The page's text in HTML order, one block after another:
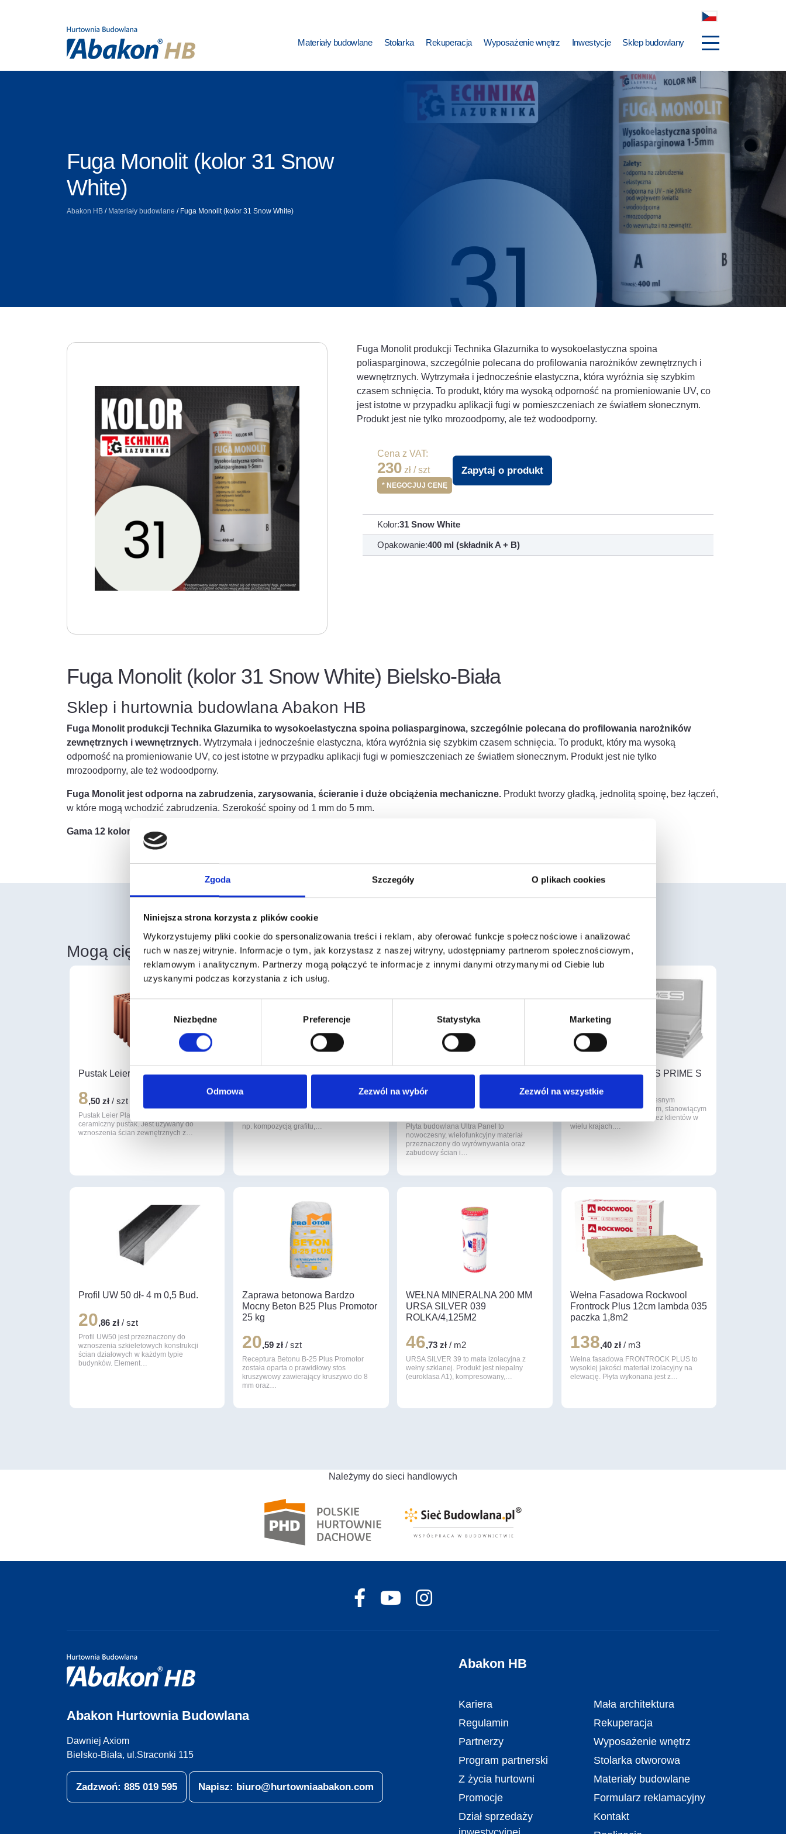
Zgoda Szczegóły O plikach cookies
Niniejsza strona korzysta z plików cookie
Wykorzystujemy pliki cookie do spersonalizowania treści i reklam, aby oferować funkcje społecznościowe i analizować
ruch w naszej witrynie. Informacje o tym, jak korzystasz z naszej witryny, udostępniamy partnerom społecznościowym,
reklamowym i analitycznym. Partnerzy mogą połączyć te informacje z innymi danymi otrzymanymi od Ciebie lub
uzyskanymi podczas korzystania z ich usług.
Wybór
Niezbędne Preferencje Statystyka Marketing
Odmowa Zezwól na wybór Zezwól na wszystkie
Materiały budowlane Stolarka Rekuperacja Wyposażenie wnętrz Inwestycje Sklep budowlany
Fuga Monolit (kolor 31 Snow
White)
Abakon HB / Materiały budowlane / Fuga Monolit (kolor 31 Snow White)
Fuga Monolit produkcji Technika Glazurnika to wysokoelastyczna spoina
poliasparginowa, szczególnie polecana do profilowania narożników zewnętrznych i
wewnętrznych. Wytrzymała i jednocześnie elastyczna, która wyróżnia się szybkim
czasem schnięcia. To produkt, który ma wysoką odporność na promieniowanie UV, co
jest istotne w przypadku aplikacji fugi w pomieszczeniach ze światłem słonecznym.
Produkt jest nie tylko mrozoodporny, ale też wodoodporny.
Cena z VAT:
230 zł / szt
* NEGOCJUJ CENĘ
Zapytaj o produkt
Kolor:31 Snow White
Opakowanie:400 ml (składnik A + B)
Fuga Monolit (kolor 31 Snow White) Bielsko-Biała
Sklep i hurtownia budowlana Abakon HB
Fuga Monolit produkcji Technika Glazurnika to wysokoelastyczna spoina poliasparginowa, szczególnie polecana do profilowania narożników
zewnętrznych i wewnętrznych. Wytrzymała i jednocześnie elastyczna, która wyróżnia się szybkim czasem schnięcia. To produkt, który ma wysoką
odporność na promieniowanie UV, co jest istotne w przypadku aplikacji fugi w pomieszczeniach ze światłem słonecznym. Produkt jest nie tylko
mrozoodporny, ale też wodoodporny.
Fuga Monolit jest odporna na zabrudzenia, zarysowania, ścieranie i duże obciążenia mechaniczne. Produkt tworzy gładką, jednolitą spoinę, bez łączeń,
w które mogą wchodzić zabrudzenia. Szerokość spoiny od 1 mm do 5 mm.
Gama 12 kolorów jest dostępna od ręki.
Mogą cię również zainteresować
Pustak Leier Plan 25 szlif.
8,50 zł / szt
Pustak Leier Plan 25 szlifowany to
ceramiczny pustak. Jest używany do
wznoszenia ścian zewnętrznych z…
Styropian Płyty GALAXY fasada
szare, produkowane na bazie
np. kompozycją grafitu,…
ULTRAPANEL TG
73,86 zł/ szt
Płyta budowlana Ultra Panel to
nowoczesny, wielofunkcyjny materiał
przeznaczony do wyrównywania oraz
zabudowy ścian i…
Płyty SYNTHOS XPS PRIME S
XPS PRIME S jest nowoczesnym
produktem termoizolacyjnym, stanowiącym
rozwinięcie docenianej przez klientów w
wielu krajach.…
Profil UW 50 dł- 4 m 0,5 Bud.
20,86 zł / szt
Profil UW50 jest przeznaczony do
wznoszenia szkieletowych konstrukcji
ścian działowych w każdym typie
budynków. Element…
Zaprawa betonowa Bardzo
Mocny Beton B25 Plus Promotor
25 kg
20,59 zł / szt
Receptura Betonu B-25 Plus Promotor
została oparta o prawidłowy stos
kruszywowy zawierający kruszywo do 8
mm oraz…
WEŁNA MINERALNA 200 MM
URSA SILVER 039
ROLKA/4,125M2
46,73 zł / m2
URSA SILVER 39 to mata izolacyjna z
wełny szklanej. Produkt jest niepalny
(euroklasa A1), kompresowany,…
Wełna Fasadowa Rockwool
Frontrock Plus 12cm lambda 035
paczka 1,8m2
138,40 zł/ m3
Wełna fasadowa FRONTROCK PLUS to
wysokiej jakości materiał izolacyjny na
elewację. Płyta wykonana jest z…
Należymy do sieci handlowych
Abakon Hurtownia Budowlana
Dawniej Axiom
Bielsko-Biała, ul.Straconki 115
Zadzwoń: 885 019 595 Napisz: biuro@hurtowniaabakon.com
Abakon HB
Kariera
Regulamin
Partnerzy
Program partnerski
Z życia hurtowni
Promocje
Dział sprzedaży
Mała architektura
Rekuperacja
Wyposażenie wnętrz
Stolarka otworowa
Materiały budowlane
Formularz reklamacyjny
Kontakt